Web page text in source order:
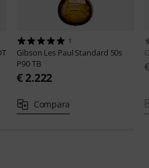
1
Gibson Les Paul Standard 50s
P90 TB
€ 2.222
Compara